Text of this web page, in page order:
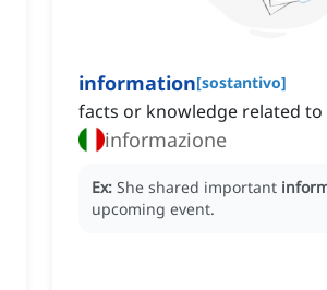
information[sostantivo]
facts or knowledge related
informazione
Ex: She shared important
upcoming event.